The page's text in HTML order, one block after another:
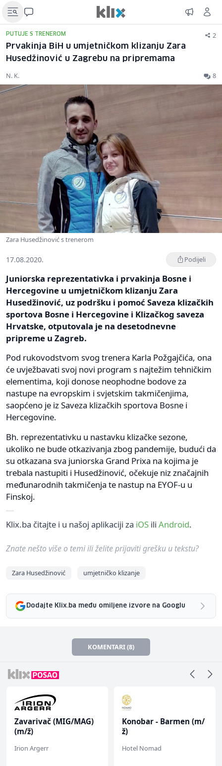
PUTUJE S TRENEROM 2
Prvakinja BiH u umjetničkom klizanju Zara
Husedžinović u Zagrebu na pripremama
N. K. 8
Zara Husedžinović s trenerom
17.08.2020. Podijeli
Juniorska reprezentativka i prvakinja Bosne i
Hercegovine u umjetničkom klizanju Zara
Husedžinović, uz podršku i pomoć Saveza klizačkih
sportova Bosne i Hercegovine i Klizačkog saveza
Hrvatske, otputovala je na desetodnevne
pripreme u Zagreb.
Pod rukovodstvom svog trenera Karla Požgajčića, ona
će uvježbavati svoj novi program s najtežim tehničkim
elementima, koji donose neophodne bodove za
nastupe na evropskim i svjetskim takmičenjima,
saopćeno je iz Saveza klizačkih sportova Bosne i
Hercegovine.
Bh. reprezentativku u nastavku klizačke sezone,
ukoliko ne bude otkazivanja zbog pandemije, budući da
su otkazana sva juniorska Grand Prixa na kojima je
trebala nastupiti i Husedžinović, očekuje niz značajnih
međunarodnih takmičenja te nastup na EYOF-u u
Finskoj.
Klix.ba čitajte i u našoj aplikaciji za iOS ili Android.
Znate nešto više o temi ili želite prijaviti grešku u tekstu?
Zara Husedžinović umjetničko klizanje
Dodajte Klix.ba među omiljene izvore na Googlu
KOMENTARI (8)
Zavarivač (MIG/MAG)
(m/ž)
Irion Argerr
Konobar - Barmen (m/
ž)
Hotel Nomad